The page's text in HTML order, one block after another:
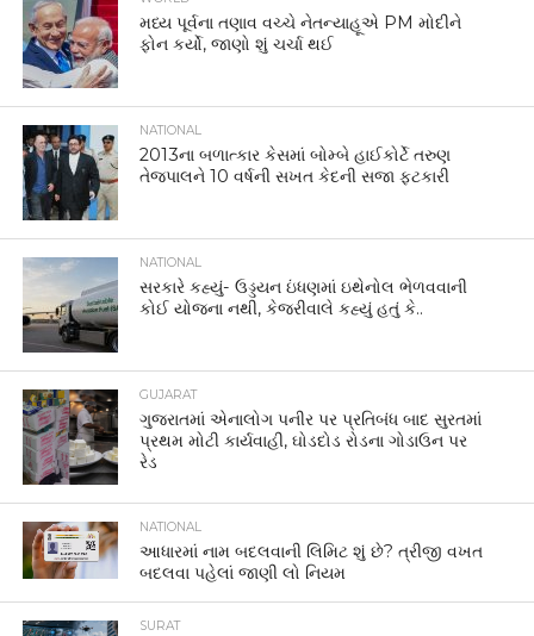
મધ્ય પૂર્વના તણાવ વચ્ચે નેતન્યાહૂએ PM મોદીને
ફોન કર્યો, જાણો શું ચર્ચા થઈ
NATIONAL
2013ના બળાત્કાર કેસમાં બોમ્બે હાઈકોર્ટે તરુણ
તેજપાલને 10 વર્ષની સખત કેદની સજા ફટકારી
NATIONAL
સરકારે કહ્યું- ઉડ્ડયન ઇંધણમાં ઇથેનોલ ભેળવવાની
કોઈ યોજના નથી, કેજરીવાલે કહ્યું હતું કે..
GUJARAT
ગુજરાતમાં એનાલોગ પનીર પર પ્રતિબંધ બાદ સુરતમાં
પ્રથમ મોટી કાર્યવાહી, ઘોડદોડ રોડના ગોડાઉન પર
રેડ
NATIONAL
આધારમાં નામ બદલવાની લિમિટ શું છે? ત્રીજી વખત
બદલવા પહેલાં જાણી લો નિયમ
SURAT